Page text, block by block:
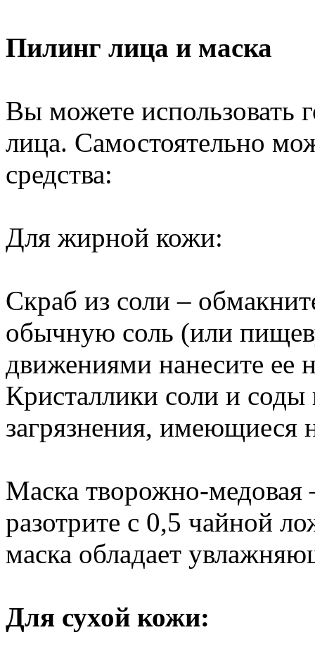
Пилинг лица и маска
Вы можете использовать
лица. Самостоятельно
средства:
Для жирной кожи:
Скраб из соли –
обычную соль (или
движениями нанесите ее
Кристаллики соли и соды
загрязнения, имеющиеся
Маска творожно-медовая
разотрите с 0,5 чайной
маска обладает
Для сухой кожи: